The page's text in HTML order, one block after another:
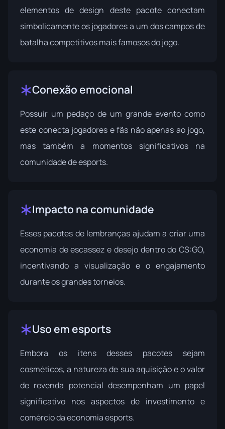
elementos de design deste pacote conectam
simbolicamente os jogadores a um dos campos de
batalha competitivos mais famosos do jogo.
Conexão emocional
Possuir um pedaço de um grande evento como
este conecta jogadores e fãs não apenas ao jogo,
mas também a momentos significativos na
comunidade de esports.
Impacto na comunidade
Esses pacotes de lembranças ajudam a criar uma
economia de escassez e desejo dentro do CS:GO,
incentivando a visualização e o engajamento
durante os grandes torneios.
Uso em esports
Embora os itens desses pacotes sejam
cosméticos, a natureza de sua aquisição e o valor
de revenda potencial desempenham um papel
significativo nos aspectos de investimento e
comércio da economia esports.